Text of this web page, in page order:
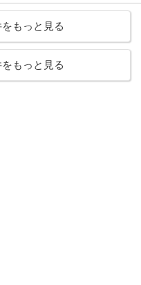
もっと見る
もっと見る